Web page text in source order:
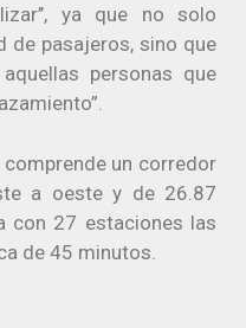
ya que no solo
de pasajeros, sino que
personas que
comprende un corredor
a oeste y de 26.87
con 27 estaciones las
de 45 minutos.